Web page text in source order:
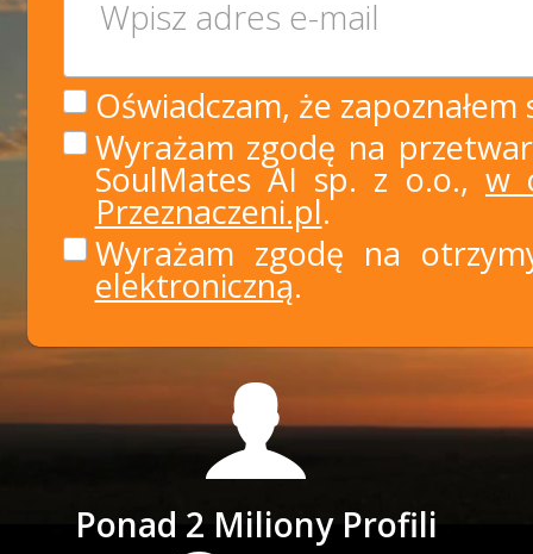
Oświadczam, że
Wyrażam zgodę na
SoulMates AI sp. z o.o., w
Przeznaczeni.pl.
Wyrażam zgodę na
elektroniczną.
Ponad 2 Miliony Profili